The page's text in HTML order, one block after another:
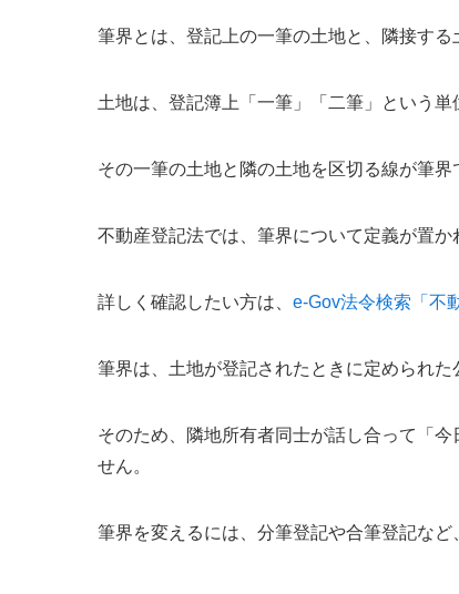
筆界とは、登記上の一筆の土地と、隣接する
土地は、登記簿上「一筆」「二筆」という単
その一筆の土地と隣の土地を区切る線が筆界
不動産登記法では、筆界について定義が置か
詳しく確認したい方は、 e-Gov法令検索「不
筆界は、土地が登記されたときに定められ
そのため、隣地所有者同士が話し合って「
せん。
筆界を変えるには、分筆登記や合筆登記など